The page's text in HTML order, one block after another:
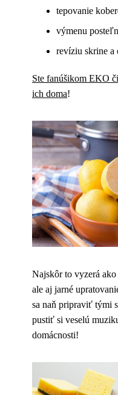
tepovanie
výmenu
revíziu skrine a
Ste fanúšikom EKO
ich doma!
Najskôr to vyzerá
ale aj jarné
sa naň pripraviť tými
pustiť si veselú
domácnosti!